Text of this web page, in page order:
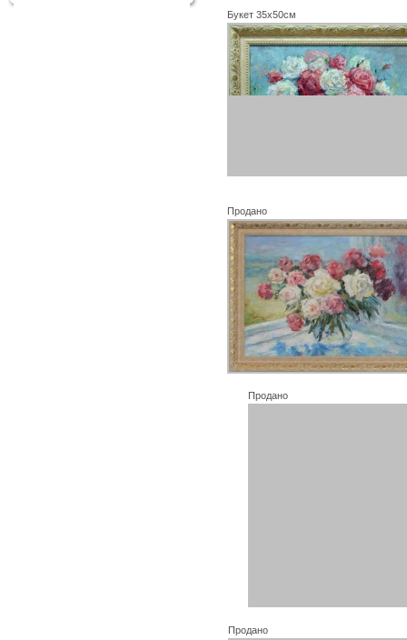
Букет 35х50см
Продано
Продано
Продано